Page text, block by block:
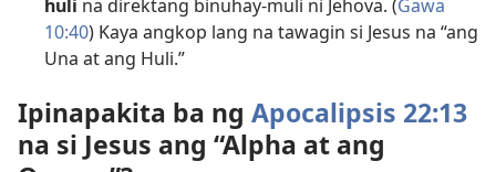
huli na direktang binuhay-muli ni Jehova. (Gawa
10:40) Kaya angkop lang na tawagin si Jesus na “ang
Una at ang Huli.”
Ipinapakita ba ng Apocalipsis 22:13
na si Jesus ang “Alpha at ang